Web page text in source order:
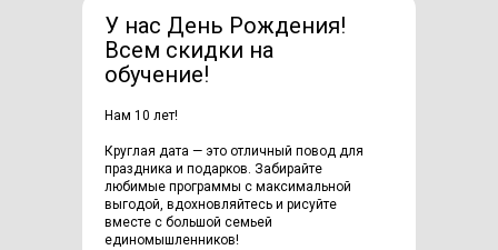
Нам 10 лет!
Круглая дата — это отличный повод для
праздника и подарков. Забирайте
любимые программы с максимальной
выгодой, вдохновляйтесь и рисуйте
вместе с большой семьей
единомышленников!
У нас День Рождения!
Всем скидки на
обучение!